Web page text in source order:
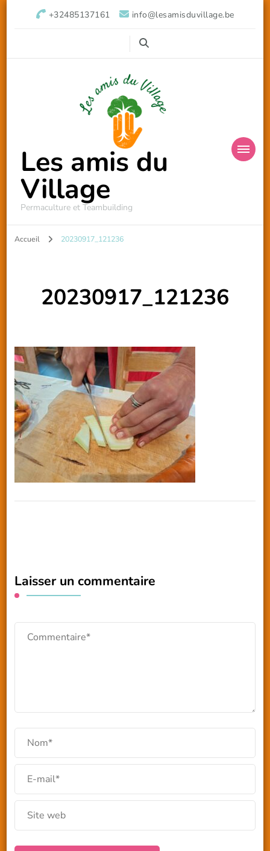
+32485137161 info@lesamisduvillage.be
Les amis du
Village
Permaculture et Teambuilding
Accueil 20230917_121236
20230917_121236
Laisser un commentaire